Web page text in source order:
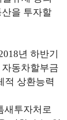
을 투자할
년 하반기
동차할부금
적 상환능력
새투자처로